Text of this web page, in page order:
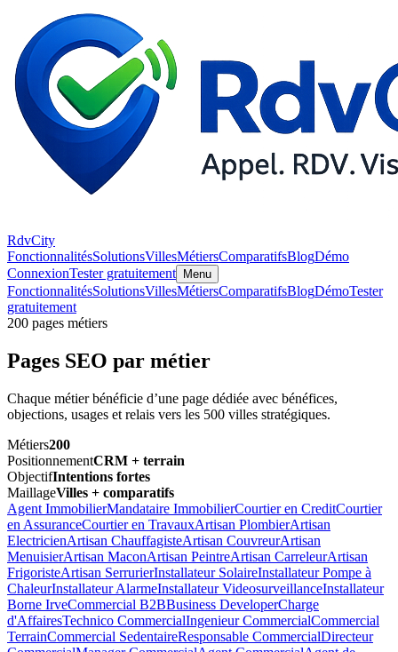
RdvCity
FonctionnalitésSolutionsVillesMétiersComparatifsBlogDémo
ConnexionTester gratuitement Menu
FonctionnalitésSolutionsVillesMétiersComparatifsBlogDémoTester
gratuitement
200 pages métiers
Pages SEO par métier
Chaque métier bénéficie d’une page dédiée avec bénéfices,
objections, usages et relais vers les 500 villes stratégiques.
Métiers200
PositionnementCRM + terrain
ObjectifIntentions fortes
MaillageVilles + comparatifs
Agent ImmobilierMandataire ImmobilierCourtier en CreditCourtier
en AssuranceCourtier en TravauxArtisan PlombierArtisan
ElectricienArtisan ChauffagisteArtisan CouvreurArtisan
MenuisierArtisan MaconArtisan PeintreArtisan CarreleurArtisan
FrigoristeArtisan SerrurierInstallateur SolaireInstallateur Pompe à
ChaleurInstallateur AlarmeInstallateur VideosurveillanceInstallateur
Borne IrveCommercial B2BBusiness DeveloperCharge
d'AffairesTechnico CommercialIngenieur CommercialCommercial
TerrainCommercial SedentaireResponsable CommercialDirecteur